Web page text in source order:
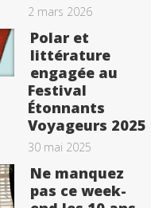
2 mars 2026
Polar et
littérature
engagée au
Festival
Étonnants
Voyageurs 2025
30 mai 2025
Ne manquez
pas ce week-